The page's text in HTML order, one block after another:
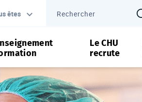
êtes
Le CHU
recrute